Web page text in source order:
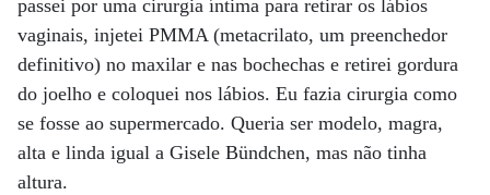
passei por uma cirurgia íntima para retirar os lábios
vaginais, injetei PMMA (metacrilato, um preenchedor
definitivo) no maxilar e nas bochechas e retirei gordura
do joelho e coloquei nos lábios. Eu fazia cirurgia como
se fosse ao supermercado. Queria ser modelo, magra,
alta e linda igual a Gisele Bündchen, mas não tinha
altura.